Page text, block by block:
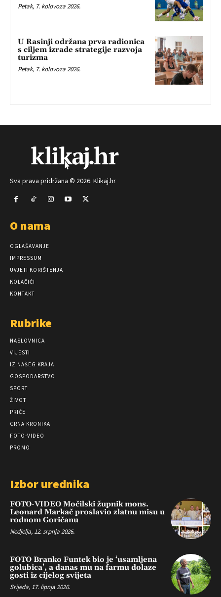
Petak, 7. kolovoza 2026.
U Rasinji održana prva radionica
s ciljem izrade strategije razvoja
turizma
Petak, 7. kolovoza 2026.
Sva prava pridržana © 2026. Klikaj.hr
O nama
OGLAŠAVANJE
IMPRESSUM
UVJETI KORIŠTENJA
KOLAČIĆI
KONTAKT
Rubrike
NASLOVNICA
VIJESTI
IZ NAŠEG KRAJA
GOSPODARSTVO
SPORT
ŽIVOT
PRIČE
CRNA KRONIKA
FOTO-VIDEO
PROMO
Izbor urednika
FOTO-VIDEO Močilski župnik mons.
Leonard Markač proslavio zlatnu misu u
rodnom Goričanu
Nedjelja, 12. srpnja 2026.
FOTO Branko Funtek bio je ‘usamljena
golubica’, a danas mu na farmu dolaze
gosti iz cijelog svijeta
Srijeda, 17. lipnja 2026.